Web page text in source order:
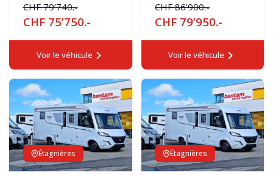
CHF 79’740.-
CHF 75’750.-
Voir le véhicule
CHF 86’900.-
CHF 79’950.-
Voir le véhicule
Étagnières Étagnières